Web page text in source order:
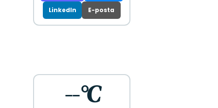
LinkedIn E-posta
--°C